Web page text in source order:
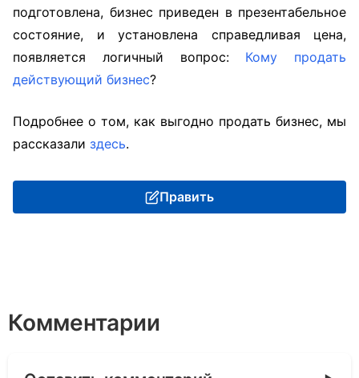
подготовлена, бизнес приведен в презентабельное
состояние, и установлена справедливая цена,
появляется логичный вопрос: Кому продать
действующий бизнес?
Подробнее о том, как выгодно продать бизнес, мы
рассказали здесь.
Править
Комментарии